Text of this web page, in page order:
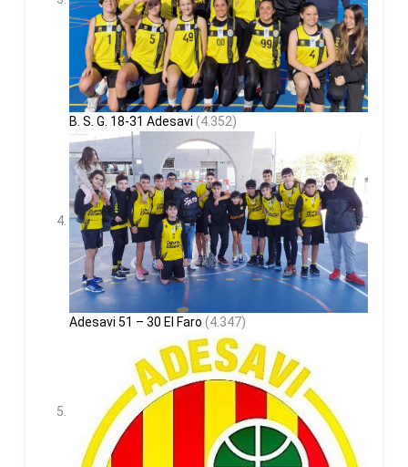
B. S. G. 18-31 Adesavi (4.352)
Adesavi 51 – 30 El Faro (4.347)